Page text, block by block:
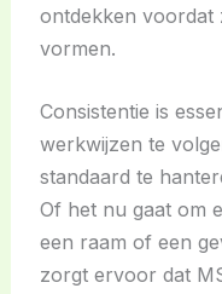
ontdekken
vormen.
Consistentie is
werkwijzen te
standaard te
Of het nu gaat om
een raam of een
zorgt ervoor dat